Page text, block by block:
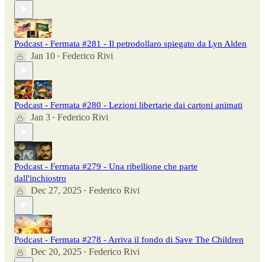
Podcast - Fermata #281 - Il petrodollaro spiegato da Lyn Alden
Jan 10 • Federico Rivi
Podcast - Fermata #280 - Lezioni libertarie dai cartoni animati
Jan 3 • Federico Rivi
Podcast - Fermata #279 - Una ribellione che parte
dall'inchiostro
Dec 27, 2025 • Federico Rivi
Podcast - Fermata #278 - Arriva il fondo di Save The Children
Dec 20, 2025 • Federico Rivi